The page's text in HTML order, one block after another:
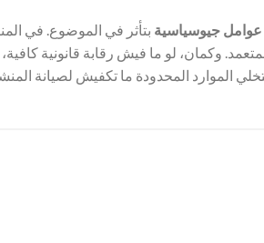
عوامل جيوسياسية بتأثر في الموضوع. في
وكمان، لو ما فيش رقابة قانونية
الموارد المحدودة ما تكفيش لصيانة